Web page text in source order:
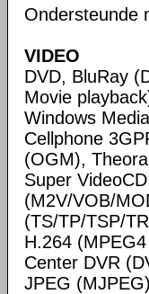
Ondersteunde
VIDEO
DVD, BluRay
Movie
Windows
Cellphone
(OGM),
Super
(M2V/VOB/
(TS/TP/TSP/
H.264
Center DVR
JPEG